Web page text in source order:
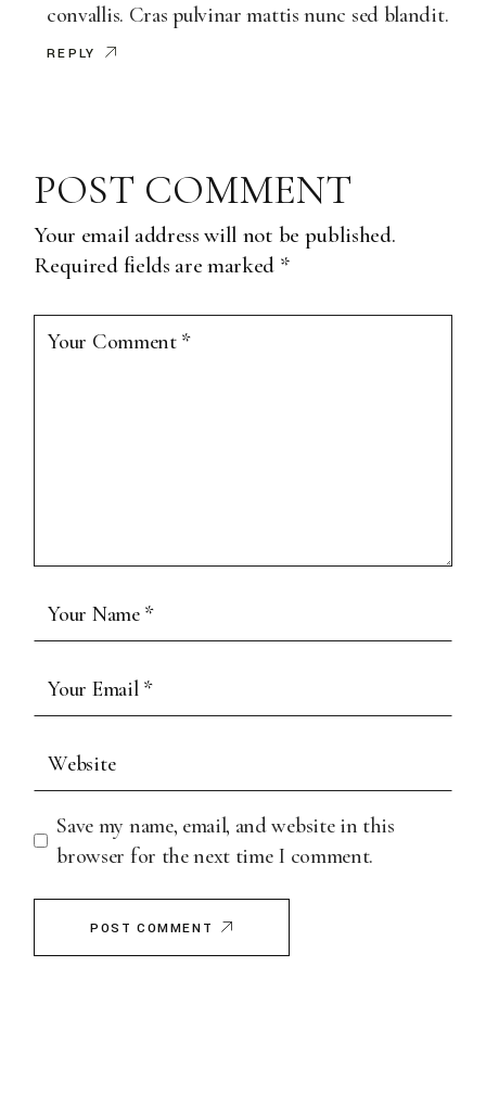
convallis. Cras pulvinar mattis nunc sed blandit.
REPLY
POST COMMENT
Your email address will not be published.
Required fields are marked *
Save my name, email, and website in this
browser for the next time I comment.
POST COMMENT